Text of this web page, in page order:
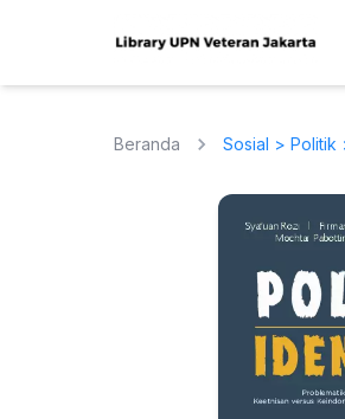
Beranda Sosial > Politik